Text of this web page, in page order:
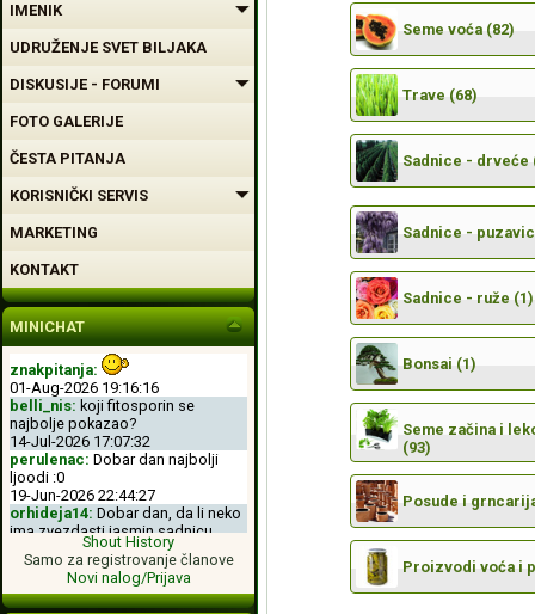
IMENIK
UDRUŽENJE SVET BILJAKA
DISKUSIJE - FORUMI
FOTO GALERIJE
ČESTA PITANJA
KORISNIČKI SERVIS
MARKETING
KONTAKT
MINICHAT
znakpitanja:
01-Aug-2026 19:16:16
belli_nis: koji fitosporin se
najbolje pokazao?
14-Jul-2026 17:07:32
perulenac: Dobar dan najbolji
ljoodi :0
19-Jun-2026 22:44:27
orhideja14: Dobar dan, da li neko
ima zvezdasti jasmin sadnicu.
04-Jun-2026 11:50:00
perulenac:Dobro veche dobri
ljoodi :-D
26-May-2026 23:11:49
Shout History
Samo za registrovanje članove
Novi nalog/Prijava
Seme voća (82)
Trave (68)
Sadnice - drveće
Sadnice -
Sadnice - ruže (1)
Bonsai (1)
Seme začina i
(93)
Posude i
Proizvodi voća i